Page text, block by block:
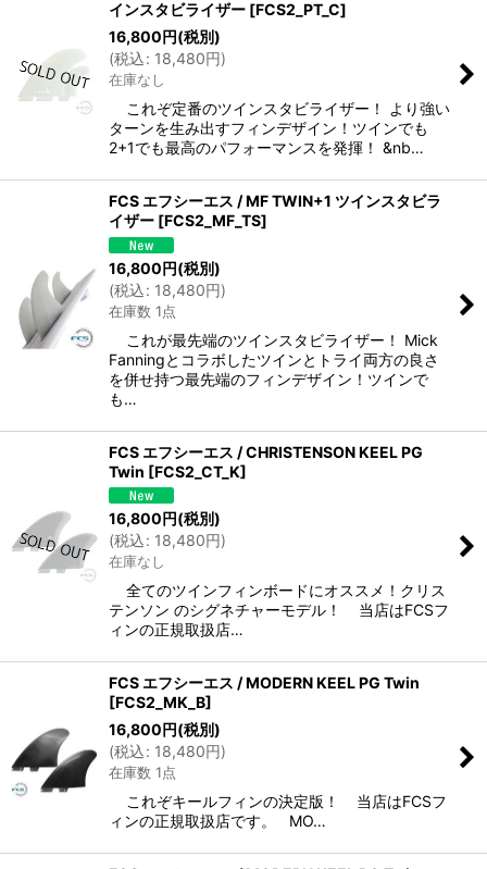
インスタビライザー [FCS2_PT_C]
16,800円(税別)
(税込: 18,480円)
在庫なし
これぞ定番のツインスタビライザー！ より強い
ターンを生み出すフィンデザイン！ツインでも
2+1でも最高のパフォーマンスを発揮！ &nb…
FCS エフシーエス / MF TWIN+1 ツインスタビラ
イザー [FCS2_MF_TS]
16,800円(税別)
(税込: 18,480円)
在庫数 1点
これが最先端のツインスタビライザー！ Mick
Fanningとコラボしたツインとトライ両方の良さ
を併せ持つ最先端のフィンデザイン！ツインで
も…
FCS エフシーエス / CHRISTENSON KEEL PG
Twin [FCS2_CT_K]
16,800円(税別)
(税込: 18,480円)
在庫なし
全てのツインフィンボードにオススメ！クリス
テンソン のシグネチャーモデル！ 当店はFCSフ
ィンの正規取扱店…
FCS エフシーエス / MODERN KEEL PG Twin
[FCS2_MK_B]
16,800円(税別)
(税込: 18,480円)
在庫数 1点
これぞキールフィンの決定版！ 当店はFCSフ
ィンの正規取扱店です。 MO…